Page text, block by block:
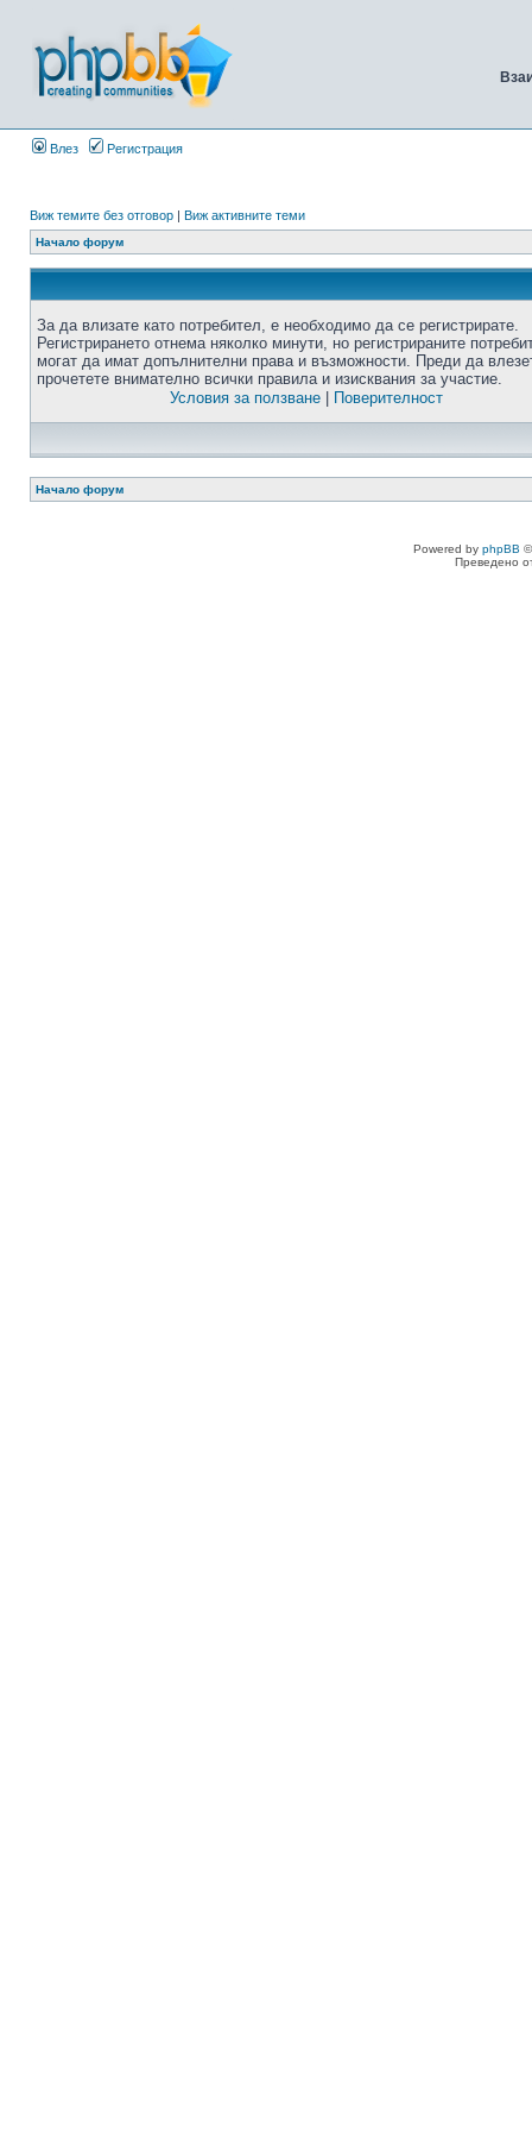
Влез Регистрация
Виж темите без отговор | Виж активните теми
Начало форум
За да влизате като потребител, е необходимо да се регистрирате.
Регистрирането отнема няколко минути, но регистрираните
могат да имат допълнителни права и възможности. Преди да
прочетете внимателно всички правила и изисквания за участие.
Условия за ползване| Поверителност
Начало форум
Powered by phpBB
Преведено